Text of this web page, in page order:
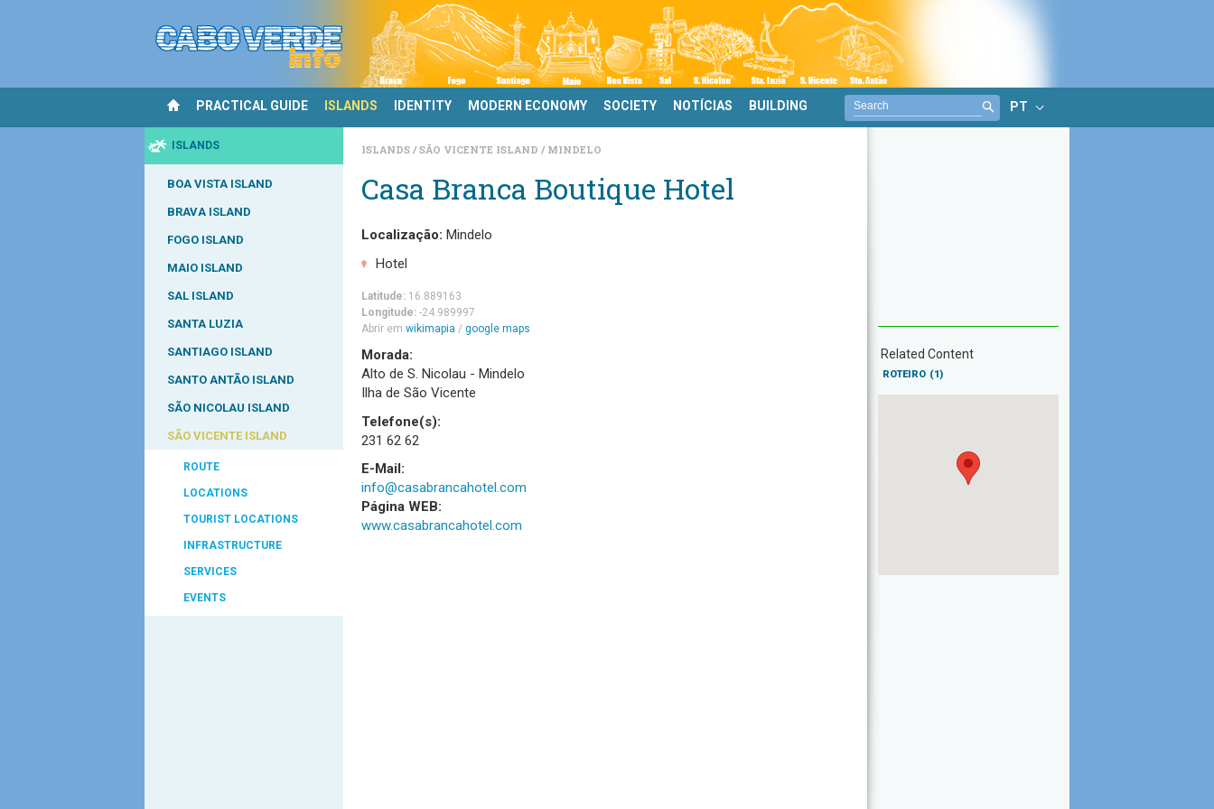
PRACTICAL GUIDE ISLANDS IDENTITY MODERN ECONOMY SOCIETY NOTÍCIAS BUILDING PT
ISLANDS
BOA VISTA ISLAND
BRAVA ISLAND
FOGO ISLAND
MAIO ISLAND
SAL ISLAND
SANTA LUZIA
SANTIAGO ISLAND
SANTO ANTÃO ISLAND
SÃO NICOLAU ISLAND
SÃO VICENTE ISLAND
ROUTE
LOCATIONS
TOURIST LOCATIONS
INFRASTRUCTURE
SERVICES
EVENTS
ISLANDS SÃO VICENTE ISLAND MINDELO
Casa Branca Boutique Hotel
Localização: Mindelo
Hotel
Latitude: 16.889163
Longitude: -24.989997
Abrir em wikimapia / google maps
Morada:
Alto de S. Nicolau - Mindelo
Ilha de São Vicente
Telefone(s):
231 62 62
E-Mail:
info@casabrancahotel.com
Página WEB:
www.casabrancahotel.com
Related Content
ROTEIRO (1)